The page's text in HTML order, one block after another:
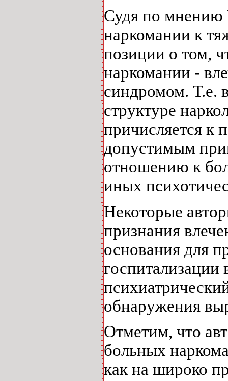
Судя по мнению
наркомании к
позиции о том,
наркомании -
синдромом. Т.е.
структуре
причисляется к
допустимым
отношению к
иных
Некоторые
признания
основания для
обнаружения
Отметим, что
больных
как на широко